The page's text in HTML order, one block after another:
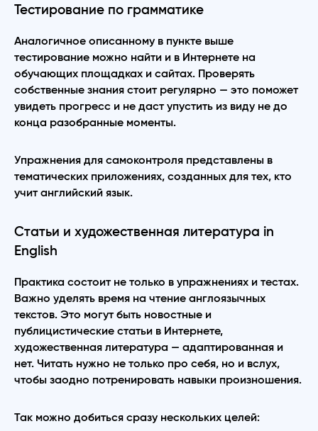
Тестирование по грамматике
Аналогичное описанному в пункте выше
тестирование можно найти и в Интернете на
обучающих площадках и сайтах. Проверять
собственные знания стоит регулярно — это поможет
увидеть прогресс и не даст упустить из виду не до
конца разобранные моменты.
Упражнения для самоконтроля представлены в
тематических приложениях, созданных для тех, кто
учит английский язык.
Статьи и художественная литература in
English
Практика состоит не только в упражнениях и тестах.
Важно уделять время на чтение англоязычных
текстов. Это могут быть новостные и
публицистические статьи в Интернете,
художественная литература — адаптированная и
нет. Читать нужно не только про себя, но и вслух,
чтобы заодно потренировать навыки произношения.
Так можно добиться сразу нескольких целей: